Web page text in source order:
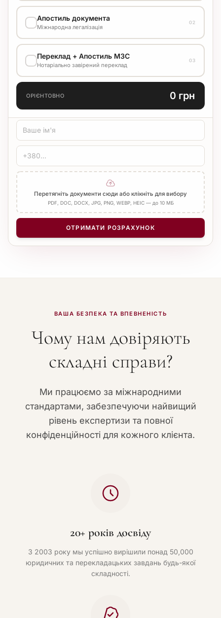
ВАРІАНТ ВИКОНАННЯ
Стандарт 1500 грн
Апостиль документа
Міжнародна легалізація
02
ВАРІАНТ ВИКОНАННЯ
Уточнюйте вартість у менеджера
Переклад + Апостиль МЗС
Нотаріально завірений переклад
03
ТИП ПЕРЕКЛАДУ
ЗАСВІДЧЕННЯ
Печатка бюро Нотаріус
Додати Апостиль
КІЛЬКІСТЬ СТОРІНОК
ОРІЄНТОВНО 0 грн
Перетягніть документи сюди або клікніть для вибору
PDF, DOC, DOCX, JPG, PNG, WEBP, HEIC — до 10 МБ
ОТРИМАТИ РОЗРАХУНОК
ВАША БЕЗПЕКА ТА ВПЕВНЕНІСТЬ
Чому нам довіряють
складні справи?
Ми працюємо за міжнародними
стандартами, забезпечуючи найвищий
рівень експертизи та повної
конфіденційності для кожного клієнта.
20+ років досвіду
З 2003 року мы успішно вирішили понад 50,000
юридичних та перекладацьких завдань будь-якої
складності.